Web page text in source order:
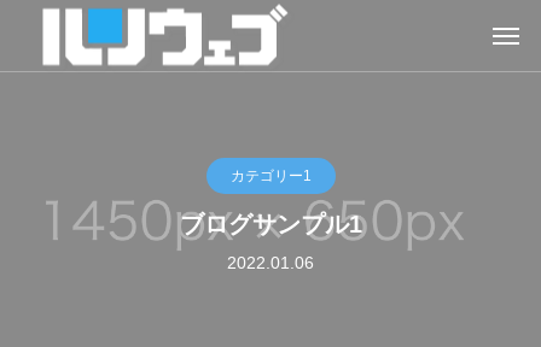
カテゴリー1
ブログサンプル1
2022.01.06